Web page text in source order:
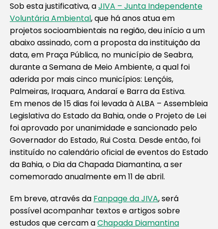
Sob esta justificativa, aJIVA – Junta Independente
Voluntária Ambiental, que há anos atua em
projetos socioambientais na região, deu início a um
abaixo assinado, com a proposta da instituição da
data, em Praça Pública, no município de Seabra,
durante a Semana de Meio Ambiente, a qual foi
aderida por mais cinco municípios: Lençóis,
Palmeiras, Iraquara, Andaraí e Barra da Estiva.
Em menos de 15 dias foi levada à ALBA – Assembleia
Legislativa do Estado da Bahia, onde o Projeto de Lei
foi aprovado por unanimidade e sancionado pelo
Governador do Estado, Rui Costa. Desde então, foi
instituído no calendário oficial de eventos do Estado
da Bahia, o Dia da Chapada Diamantina, a ser
comemorado anualmente em 11 de abril.
Em breve, através da Fanpage da JIVA, será
possível acompanhar textos e artigos sobre
estudos que cercam aChapada Diamantina